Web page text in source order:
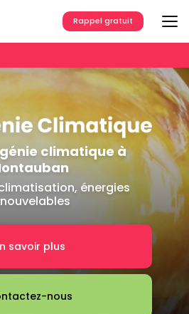
Rappel gratuit
climatique à
énergies
savoir plus
nous